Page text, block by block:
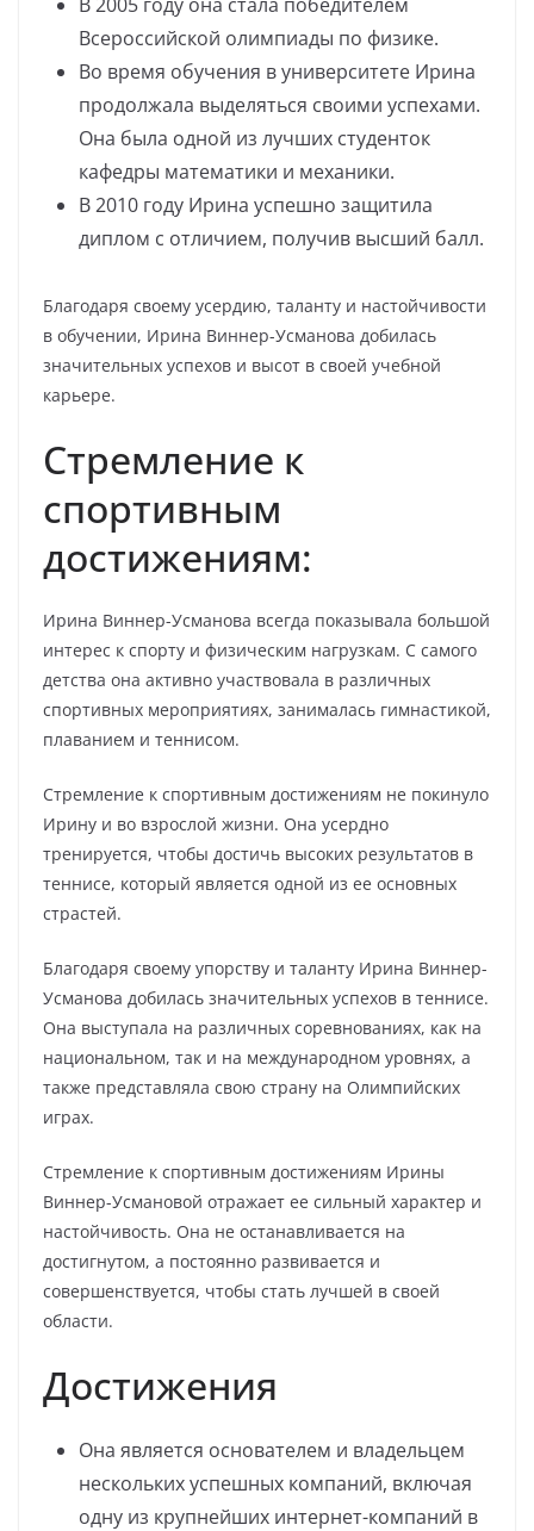
Всероссийской олимпиады по физике.
Во время обучения в университете Ирина
продолжала выделяться своими успехами.
Она была одной из лучших студенток
кафедры математики и механики.
В 2010 году Ирина успешно защитила
диплом с отличием, получив высший балл.
Благодаря своему усердию, таланту и настойчивости
в обучении, Ирина Виннер-Усманова добилась
значительных успехов и высот в своей учебной
карьере.
Стремление к
спортивным
достижениям:
Ирина Виннер-Усманова всегда показывала большой
интерес к спорту и физическим нагрузкам. С самого
детства она активно участвовала в различных
спортивных мероприятиях, занималась гимнастикой,
плаванием и теннисом.
Стремление к спортивным достижениям не покинуло
Ирину и во взрослой жизни. Она усердно
тренируется, чтобы достичь высоких результатов в
теннисе, который является одной из ее основных
страстей.
Благодаря своему упорству и таланту Ирина Виннер-
Усманова добилась значительных успехов в теннисе.
Она выступала на различных соревнованиях, как на
национальном, так и на международном уровнях, а
также представляла свою страну на Олимпийских
играх.
Стремление к спортивным достижениям Ирины
Виннер-Усмановой отражает ее сильный характер и
настойчивость. Она не останавливается на
достигнутом, а постоянно развивается и
совершенствуется, чтобы стать лучшей в своей
области.
Достижения
Она является основателем и владельцем
нескольких успешных компаний, включая
одну из крупнейших интернет-компаний в